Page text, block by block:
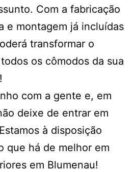
Com a fabricação
e montagem já incluídas
transformar o
os cômodos da sua
com a gente e, em
deixe de entrar em
à disposição
que há de melhor em
em Blumenau!